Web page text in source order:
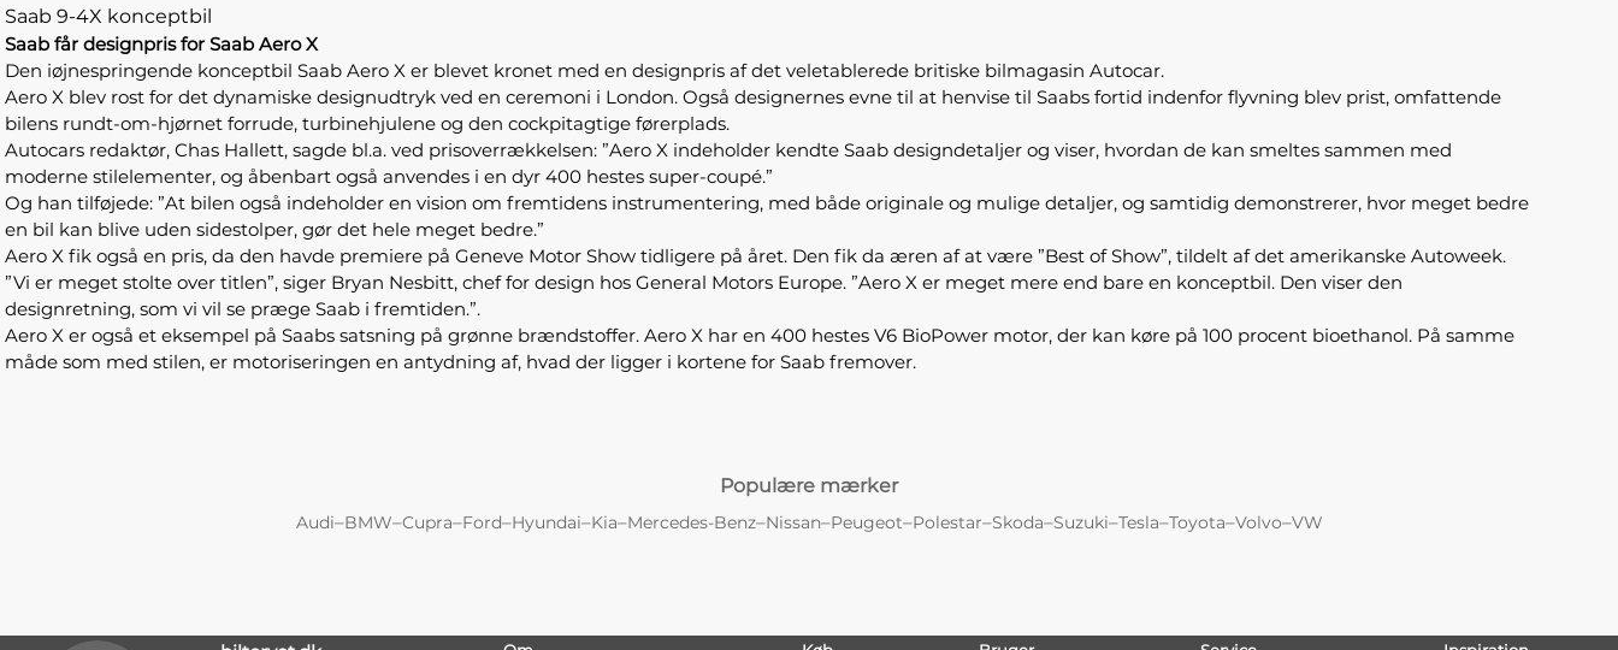
Saab 9-4X konceptbil
Saab får designpris for Saab Aero X
Den iøjnespringende konceptbil Saab Aero X er blevet kronet med en designpris af det veletablerede britiske bilmagasin Autocar.
Aero X blev rost for det dynamiske designudtryk ved en ceremoni i London. Også designernes evne til at henvise til Saabs fortid indenfor flyvning blev prist, omfattende
bilens rundt-om-hjørnet forrude, turbinehjulene og den cockpitagtige førerplads.
Autocars redaktør, Chas Hallett, sagde bl.a. ved prisoverrækkelsen: ”Aero X indeholder kendte Saab designdetaljer og viser, hvordan de kan smeltes sammen med
moderne stilelementer, og åbenbart også anvendes i en dyr 400 hestes super-coupé.”
Og han tilføjede: ”At bilen også indeholder en vision om fremtidens instrumentering, med både originale og mulige detaljer, og samtidig demonstrerer, hvor meget bedre
en bil kan blive uden sidestolper, gør det hele meget bedre.”
Aero X fik også en pris, da den havde premiere på Geneve Motor Show tidligere på året. Den fik da æren af at være ”Best of Show”, tildelt af det amerikanske Autoweek.
”Vi er meget stolte over titlen”, siger Bryan Nesbitt, chef for design hos General Motors Europe. ”Aero X er meget mere end bare en konceptbil. Den viser den
designretning, som vi vil se præge Saab i fremtiden.”.
Aero X er også et eksempel på Saabs satsning på grønne brændstoffer. Aero X har en 400 hestes V6 BioPower motor, der kan køre på 100 procent bioethanol. På samme
måde som med stilen, er motoriseringen en antydning af, hvad der ligger i kortene for Saab fremover.
Populære mærker
Audi–BMW–Cupra–Ford–Hyundai–Kia–Mercedes-Benz–Nissan–Peugeot–Polestar–Skoda–Suzuki–Tesla–Toyota–Volvo–VW